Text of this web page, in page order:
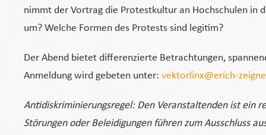
nimmt der Vortrag die Protestkultur an Hochschulen in
um? Welche Formen des Protests sind legitim?
Der Abend bietet differenzierte Betrachtungen,
Anmeldung wird gebeten unter: vektorlinx@erich-
Antidiskriminierungsregel: Den Veranstaltenden ist ein
Störungen oder Beleidigungen führen zum Ausschluss